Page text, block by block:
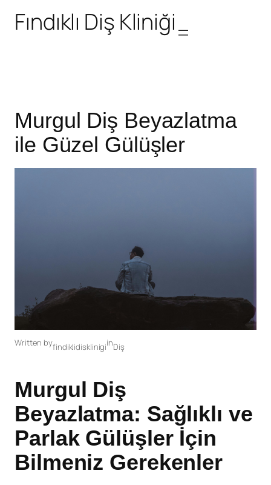
Fındıklı Diş Kliniği
Murgul Diş Beyazlatma
ile Güzel Gülüşler
Written byfindiklidisklinigiinDiş
Murgul Diş
Beyazlatma: Sağlıklı ve
Parlak Gülüşler İçin
Bilmeniz Gerekenler